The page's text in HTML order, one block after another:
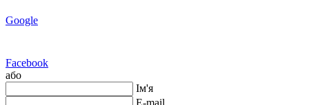
Google
Facebook
або
Ім'я
E-mail